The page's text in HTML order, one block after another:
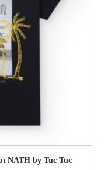
NATH by Tuc Tuc